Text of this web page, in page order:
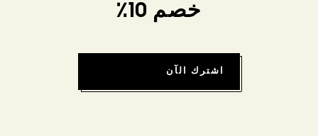
خصم 10٪
اشترك الآن